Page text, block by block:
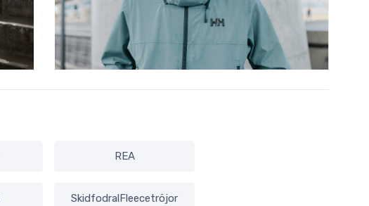
REA
SkidfodralFleecetröjor